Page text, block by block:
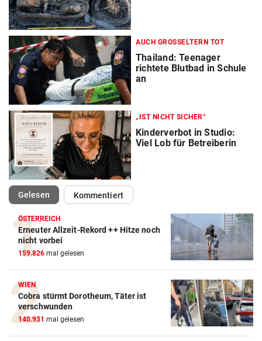
AUCH GROSSELTERN TOT
Thailand: Teenager
richtete Blutbad in Schule
an
„IST NICHT SICHER“
Kinderverbot in Studio:
Viel Lob für Betreiberin
Gelesen(ausgewählt)Kommentiert
ÖSTERREICH
Erneuter Allzeit-Rekord ++ Hitze noch
nicht vorbei
159.826 mal gelesen
WIEN
Cobra stürmt Dorotheum, Täter ist
verschwunden
140.931 mal gelesen